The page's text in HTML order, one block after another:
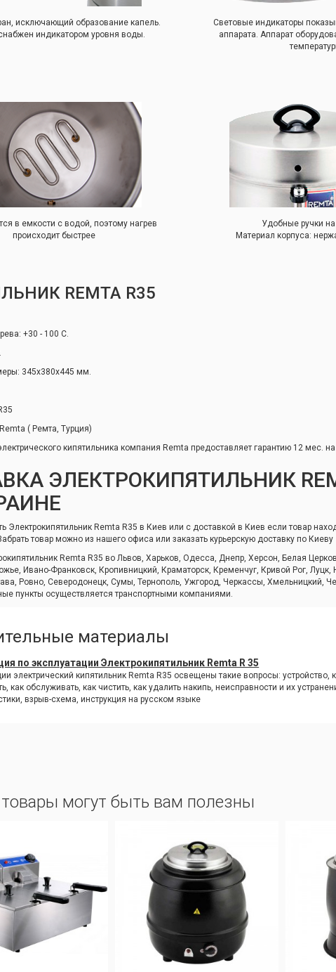
исключающий образование капель.
индикатором уровня воды.
Световые индикаторы
аппарата. Аппарат
в емкости с водой, поэтому нагрев
происходит быстрее
Удобные ручки на
Материал корпуса:
REMTA R35
+30 - 100 С.
345х380х445 мм.
( Ремта, Турция)
кипятильника компания Remta предоставляет гарантию 12 мес.
ЭЛЕКТРОКИПЯТИЛЬНИК
Электрокипятильник Remta R35 в Киев или с доставкой в Киев если товар
товар можно из нашего офиса или заказать курьерскую доставку по Киеву
Remta R35 во Львов, Харьков, Одесса, Днепр, Херсон, Белая
Ивано-Франковск, Кропивницкий, Краматорск, Кременчуг, Кривой Рог, Луцк,
Ровно, Северодонецк, Сумы, Тернополь, Ужгород, Черкассы, Хмельницкий,
пункты осуществляется транспортными компаниями.
материалы
по эксплуатации Электрокипятильник Remta R 35
электрический кипятильник Remta R35 освещены такие вопросы: устройство,
как обслуживать, как чистить, как удалить накипь, неисправности и их
взрыв-схема, инструкция на русском языке
могут быть вам полезны